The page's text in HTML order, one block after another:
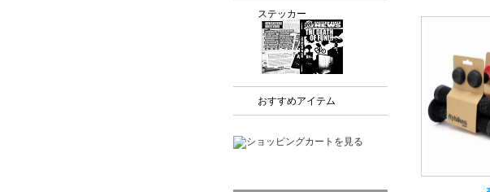
ステッカー
おすすめアイテム